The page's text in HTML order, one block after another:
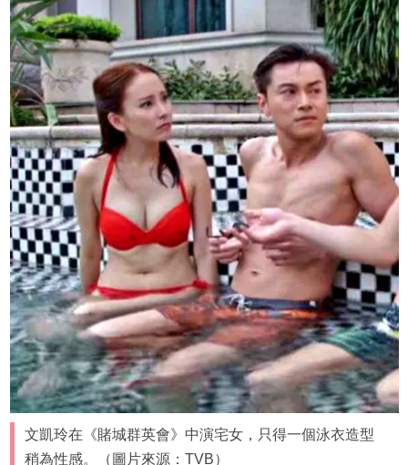
文凱玲在《賭城群英會》中演宅女，只得一個泳衣造型
稍為性感。（圖片來源：TVB）